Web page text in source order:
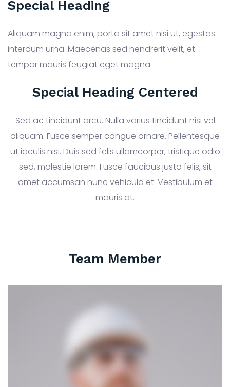
Special Heading
Aliquam magna enim, porta sit amet nisi ut, egestas
interdum urna. Maecenas sed hendrerit velit, et
tempor mauris feugiat eget magna.
Special Heading Centered
Sed ac tincidunt arcu. Nulla varius tincidunt nisi vel
aliquam. Fusce semper congue ornare. Pellentesque
ut iaculis nisi. Duis sed felis ullamcorper, tristique odio
sed, molestie lorem. Fusce faucibus justo felis, sit
amet accumsan nunc vehicula et. Vestibulum et
mauris at.
Team Member